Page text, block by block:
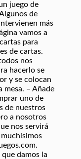
juego de
de
más
vamos a
para
de cartas.
nos
hacerlo se
y se colocan
mesa. – Añade
uno de
de nuestros
a nosotros
nos servirá
damos la